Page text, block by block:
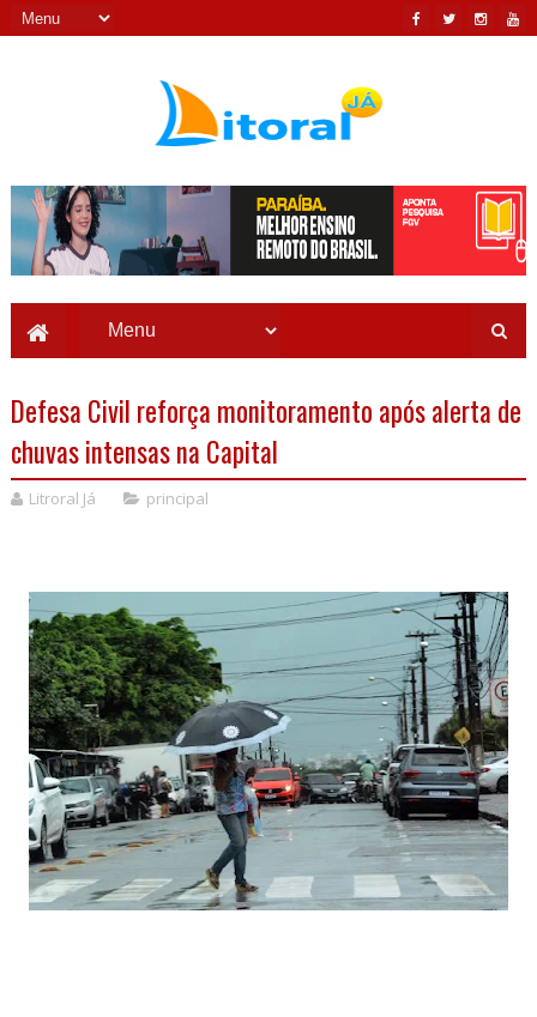
Defesa Civil reforça monitoramento após alerta de
chuvas intensas na Capital
Litroral Já principal